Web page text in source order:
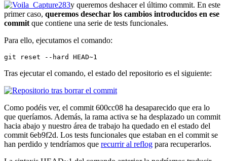
y queremos deshacer el último commit. En este
primer caso, queremos desechar los cambios introducidos en ese
commit que contiene una serie de tests funcionales.
Para ello, ejecutamos el comando:
git reset --hard HEAD~1
Tras ejecutar el comando, el estado del repositorio es el siguiente:
Como podéis ver, el commit 600cc08 ha desaparecido que era lo
que queríamos. Además, la rama activa se ha desplazado un commit
hacia abajo y nuestro área de trabajo ha quedado en el estado del
commit 6eb9f2d. Los tests funcionales que estaban en el commit se
han perdido y tendríamos que recurrir al reflog para recuperarlos.